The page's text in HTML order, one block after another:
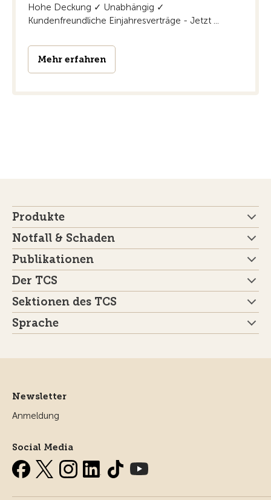
Hohe Deckung ✓ Unabhängig ✓
Kundenfreundliche Einjahresverträge - Jetzt ...
Mehr erfahren
Produkte
Notfall & Schaden
Publikationen
Der TCS
Sektionen des TCS
Sprache
Newsletter
Anmeldung
Social Media